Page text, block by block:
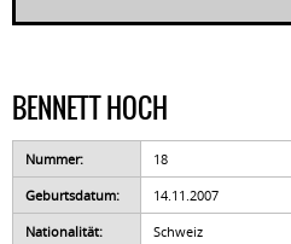
BENNETT HOCH
Nummer:
18
Geburtsdatum:
14.11.2007
Nationalität:
Schweiz